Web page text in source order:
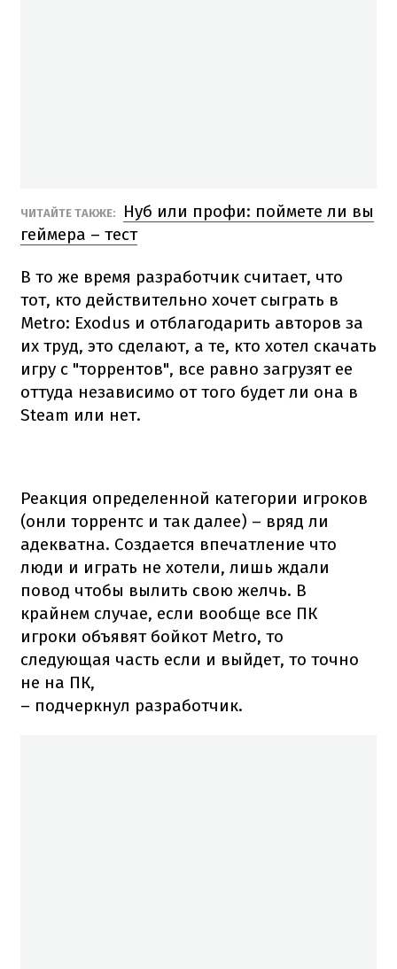
ЧИТАЙТЕ ТАКЖЕ:
Нуб или профи: поймете ли вы
геймера – тест
В то же время разработчик считает, что
тот, кто действительно хочет сыграть в
Metro: Exodus и отблагодарить авторов за
их труд, это сделают, a те, кто хотел скачать
игру с "торрентов", все равно загрузят ее
оттуда независимо от того будет ли она в
Steam или нет.
Реакция определенной категории игроков
(онли торрентс и так далее) – вряд ли
адекватна. Создается впечатление что
люди и играть не хотели, лишь ждали
повод чтобы вылить свою желчь. В
крайнем случае, если вообще все ПК
игроки объявят бойкот Metro, то
следующая часть если и выйдет, то точно
не на ПК,
– подчеркнул разработчик.